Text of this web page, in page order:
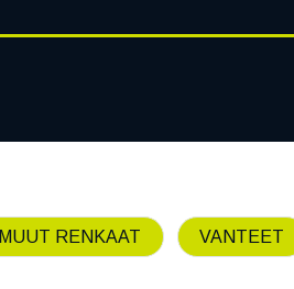
MUUT RENKAAT VANTEET